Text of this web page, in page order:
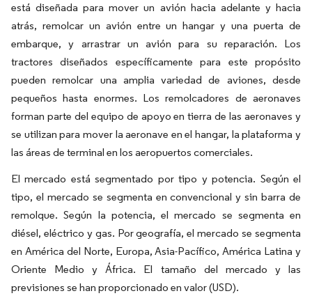
está diseñada para mover un avión hacia adelante y hacia
atrás, remolcar un avión entre un hangar y una puerta de
embarque, y arrastrar un avión para su reparación. Los
tractores diseñados específicamente para este propósito
pueden remolcar una amplia variedad de aviones, desde
pequeños hasta enormes. Los remolcadores de aeronaves
forman parte del equipo de apoyo en tierra de las aeronaves y
se utilizan para mover la aeronave en el hangar, la plataforma y
las áreas de terminal en los aeropuertos comerciales.
El mercado está segmentado por tipo y potencia. Según el
tipo, el mercado se segmenta en convencional y sin barra de
remolque. Según la potencia, el mercado se segmenta en
diésel, eléctrico y gas. Por geografía, el mercado se segmenta
en América del Norte, Europa, Asia-Pacífico, América Latina y
Oriente Medio y África. El tamaño del mercado y las
previsiones se han proporcionado en valor (USD).